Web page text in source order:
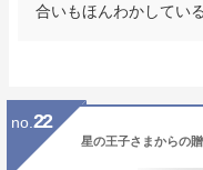
合いもほんわかしてい
no. 22
星の王子さまからの